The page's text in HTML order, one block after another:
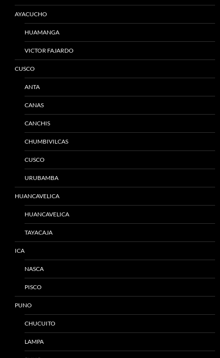
AYACUCHO
HUAMANGA
VICTOR FAJARDO
CUSCO
ANTA
CANAS
CANCHIS
CHUMBIVILCAS
CUSCO
URUBAMBA
HUANCAVELICA
HUANCAVELICA
TAYACAJA
ICA
NASCA
PISCO
PUNO
CHUCUITO
LAMPA